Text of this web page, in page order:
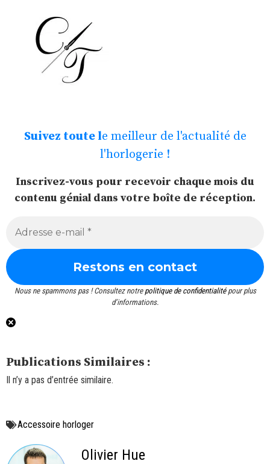
Suivez toute le meilleur de l'actualité de
l'horlogerie !
Inscrivez-vous pour recevoir chaque mois du
contenu génial dans votre boîte de réception.
Nous ne spammons pas ! Consultez notre politique de confidentialitépour plus
d’informations.
Publications Similaires :
Il n’y a pas d’entrée similaire.
Accessoire horloger
Olivier Hue